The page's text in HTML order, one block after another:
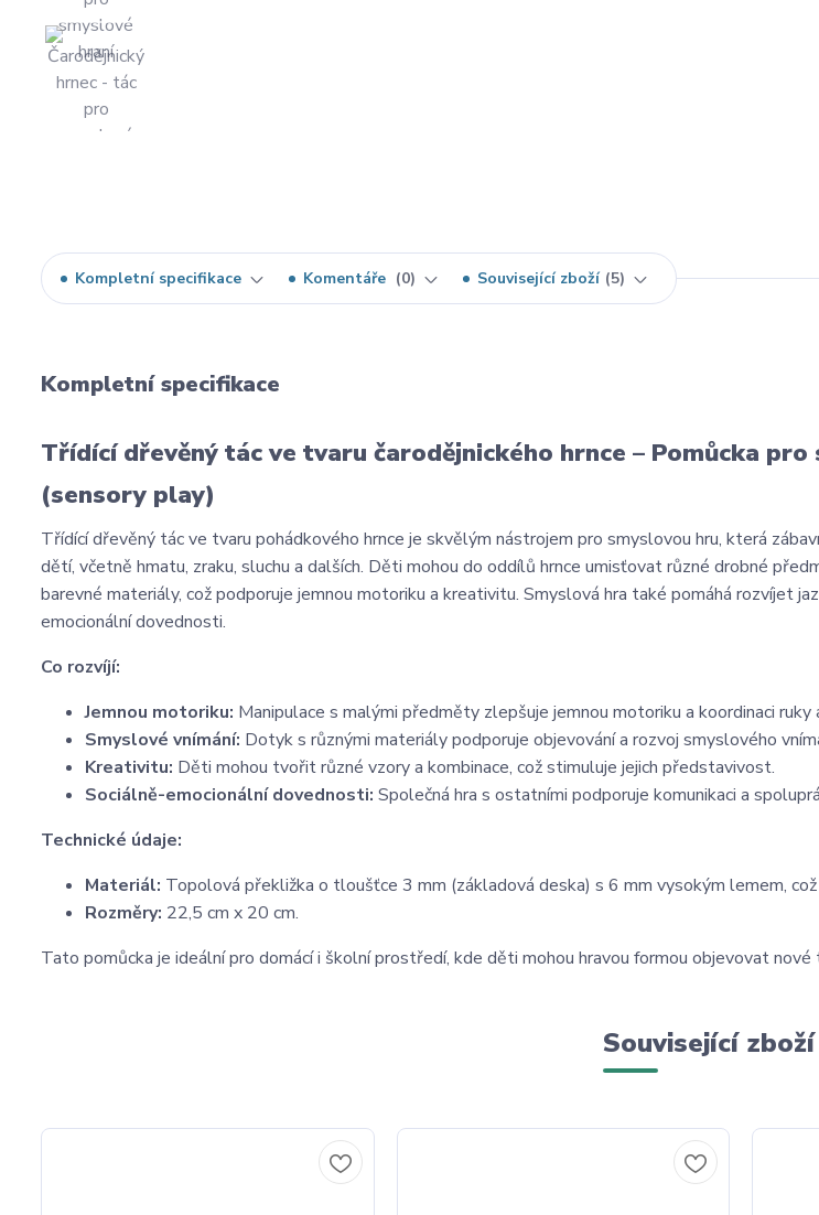
Kompletní specifikace Komentáře 0 Související zboží 5
Kompletní specifikace
Třídící dřevěný tác ve tvaru čarodějnického hrnce – Pomůcka
(sensory play)
Třídící dřevěný tác ve tvaru pohádkového hrnce je skvělým nástrojem pro smyslovou hru, která
dětí, včetně hmatu, zraku, sluchu a dalších. Děti mohou do oddílů hrnce umisťovat různé drobné
barevné materiály, což podporuje jemnou motoriku a kreativitu. Smyslová hra také pomáhá rozvíjet
emocionální dovednosti.
Co rozvíjí:
Jemnou motoriku: Manipulace s malými předměty zlepšuje jemnou motoriku a koordinaci ruky
Smyslové vnímání: Dotyk s různými materiály podporuje objevování a rozvoj smyslového
Kreativitu: Děti mohou tvořit různé vzory a kombinace, což stimuluje jejich představivost.
Sociálně-emocionální dovednosti: Společná hra s ostatními podporuje komunikaci a
Technické údaje:
Materiál: Topolová překližka o tloušťce 3 mm (základová deska) s 6 mm vysokým lemem, což
Rozměry: 22,5 cm x 20 cm.
Tato pomůcka je ideální pro domácí i školní prostředí, kde děti mohou hravou formou objevovat
Související zboží